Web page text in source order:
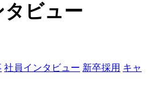
ビュー
社員インタビュー 新卒採用 キャ